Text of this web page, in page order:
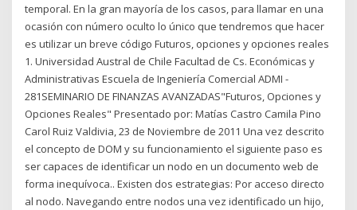
temporal. En la gran mayoría de los casos, para llamar en una
ocasión con número oculto lo único que tendremos que hacer
es utilizar un breve código Futuros, opciones y opciones reales
1. Universidad Austral de Chile Facultad de Cs. Económicas y
Administrativas Escuela de Ingeniería Comercial ADMI -
281SEMINARIO DE FINANZAS AVANZADAS"Futuros, Opciones y
Opciones Reales" Presentado por: Matías Castro Camila Pino
Carol Ruiz Valdivia, 23 de Noviembre de 2011 Una vez descrito
el concepto de DOM y su funcionamiento el siguiente paso es
ser capaces de identificar un nodo en un documento web de
forma inequívoca.. Existen dos estrategias: Por acceso directo
al nodo. Navegando entre nodos una vez identificado un hijo,